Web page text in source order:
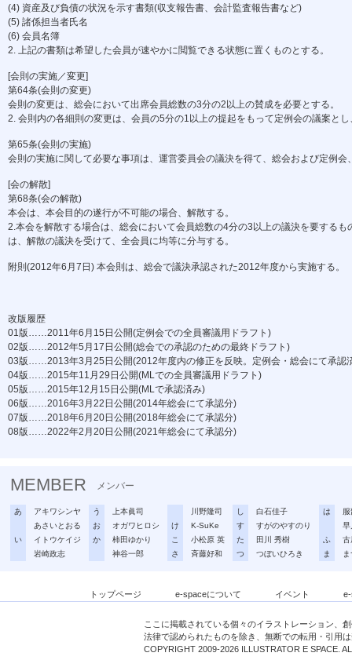
(4) 資産及び負債の状況を示す書類(収支報告書、会計監査報告書など)
(5) 諸係担当者氏名
(6) 会員名簿
2. 上記の書類は希望した会員が速やかに閲覧できる状態に置くものとする。
[会則の実施／変更]
第64条(会則の変更)
会則の変更は、総会において出席会員総数の3分の2以上の賛成を必要とする。
2. 会則内の各細則の変更は、会員の5分の1以上の提起をもって定例会の議案と
第65条(会則の実施)
会則の実施に関して必要な事項は、運営委員会の議決を得て、総会および定例
[会の解散]
第68条(会の解散)
本会は、本会目的の遂行が不可能の場合、解散する。
2.本会を解散する場合は、総会において会員総数の4分の3以上の議決を要する
は、解散の議決を受けて、全会員に均等に分与する。
附則(2012年6月7日) 本会則は、総会で議決承認された2012年度から実施する。
改版履歴
01版……2011年6月15日公開(定例会での全員審議用ドラフト)
02版……2012年5月17日公開(総会での承認のための最終ドラフト)
03版……2013年3月25日公開(2012年度内の修正を反映。定例会・総会にて承認
04版……2015年11月29日公開(MLでの全員審議用ドラフト)
05版……2015年12月15日公開(MLで承認済み)
06版……2016年3月22日公開(2014年総会にて承認分)
07版……2018年6月20日公開(2018年総会にて承認分)
08版……2022年2月20日公開(2021年総会にて承認分)
MEMBER メンバー
あ
アキワシンヤ
あさいとおる
い
イトウケイジ
岩崎政志
う
上本眞司
お
オガワヒロシ
か
柿田ゆかり
神谷一郎
川野隆司
け
K-SuKe
こ
小松原 英
さ
斉藤好和
し
白石佳子
す
すがのやすのり
た
田川 秀樹
つ
つぼいひろき
は
早
ふ
古
ま
トップページ e-spaceについて イベント
ここに掲載されている個々のイラストレーション、
法律で認められたものを除き、無断での転用・引用
COPYRIGHT 2009-2026 ILLUSTRATOR E SPACE.